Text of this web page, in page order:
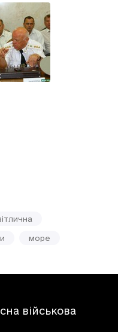
море
військова